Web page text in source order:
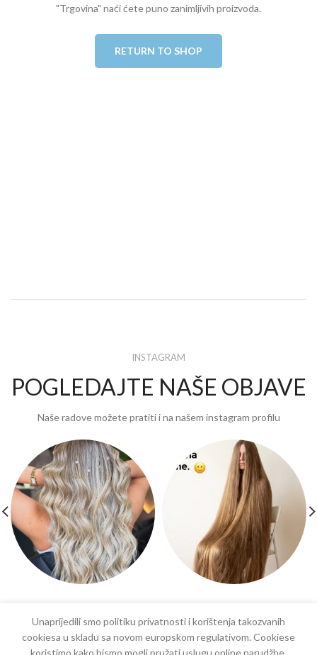
"Trgovina" naći ćete puno zanimljivih proizvoda.
RETURN TO SHOP
INSTAGRAM
POGLEDAJTE NAŠE OBJAVE
Naše radove možete pratiti i na našem instagram profilu
Unaprijedili smo politiku privatnosti i korištenja takozvanih
cookiesa u skladu sa novom europskom regulativom. Cookiese
koristimo kako bismo mogli pružati uslugu online narudžbe,